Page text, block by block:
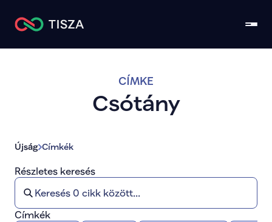
CÍMKE
Csótány
Újság Címkék
Részletes keresés
Címkék